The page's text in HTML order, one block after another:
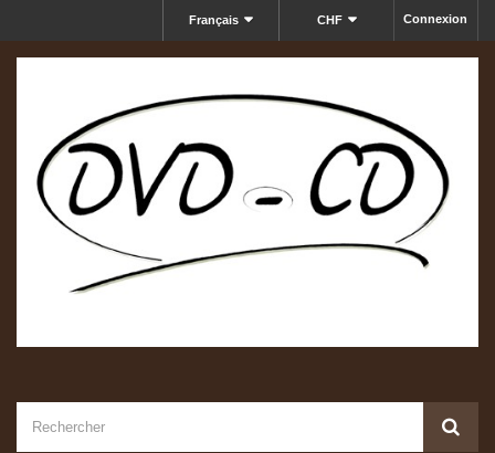
Connexion
CHF
Français